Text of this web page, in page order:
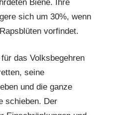
Biene. Ihre
sich um 30%, wenn
vorfindet.
das Volksbegehren
seine
und die ganze
schieben. Der